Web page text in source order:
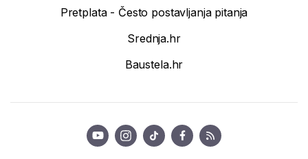
Pretplata - Često postavljanja pitanja
Srednja.hr
Baustela.hr